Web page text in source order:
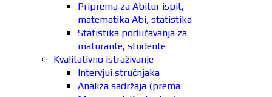
Priprema za Abitur ispit,
matematika Abi, statistika
Statistika podučavanja za
maturante, studente
Kvalitativno istraživanje
Intervjui stručnjaka
Analiza sadržaja (prema